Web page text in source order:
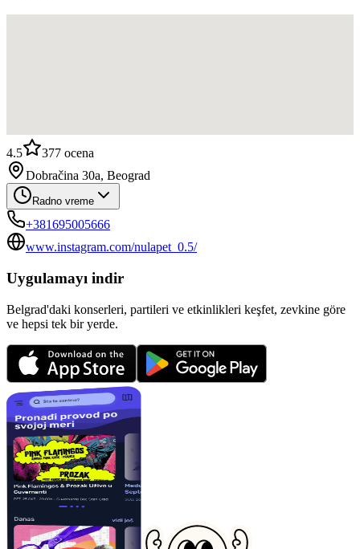
4.5 377 ocena
Dobračina 30a, Beograd
Radno vreme
+381695005666
www.instagram.com/nulapet_0.5/
Uygulamayı indir
Belgrad'daki konserleri, partileri ve etkinlikleri keşfet, zevkine göre
ve hepsi tek bir yerde.